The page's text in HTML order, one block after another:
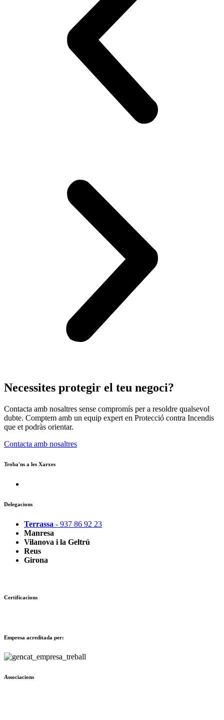
Necessites protegir el teu negoci?
Contacta amb nosaltres sense compromís per a resoldre qualsevol
dubte. Comptem amb un equip expert en Protecció contra Incendis
que et podràs orientar.
Contacta amb nosaltres
Troba'ns a les Xarxes
Delegacions
Terrassa - 937 86 92 23
Manresa
Vilanova i la Geltrú
Reus
Girona
Certificacions
Empresa acreditada per:
Associacions